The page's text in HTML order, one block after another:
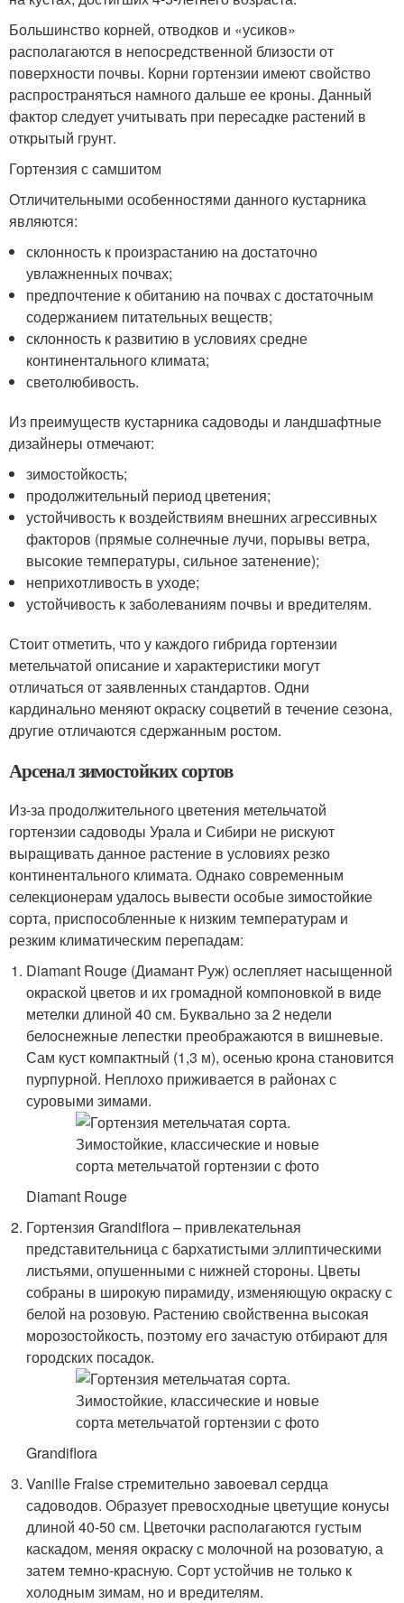
Большинство корней, отводков и «усиков»
располагаются в непосредственной близости от
поверхности почвы. Корни гортензии имеют свойство
распространяться намного дальше ее кроны. Данный
фактор следует учитывать при пересадке растений в
открытый грунт.
Гортензия с самшитом
Отличительными особенностями данного кустарника
являются:
склонность к произрастанию на достаточно
увлажненных почвах;
предпочтение к обитанию на почвах с достаточным
содержанием питательных веществ;
склонность к развитию в условиях средне
континентального климата;
светолюбивость.
Из преимуществ кустарника садоводы и ландшафтные
дизайнеры отмечают:
зимостойкость;
продолжительный период цветения;
устойчивость к воздействиям внешних агрессивных
факторов (прямые солнечные лучи, порывы ветра,
высокие температуры, сильное затенение);
неприхотливость в уходе;
устойчивость к заболеваниям почвы и вредителям.
Стоит отметить, что у каждого гибрида гортензии
метельчатой описание и характеристики могут
отличаться от заявленных стандартов. Одни
кардинально меняют окраску соцветий в течение сезона,
другие отличаются сдержанным ростом.
Арсенал зимостойких сортов
Из-за продолжительного цветения метельчатой
гортензии садоводы Урала и Сибири не рискуют
выращивать данное растение в условиях резко
континентального климата. Однако современным
селекционерам удалось вывести особые зимостойкие
сорта, приспособленные к низким температурам и
резким климатическим перепадам:
Diamant Rouge (Диамант Руж) ослепляет насыщенной
окраской цветов и их громадной компоновкой в виде
метелки длиной 40 см. Буквально за 2 недели
белоснежные лепестки преображаются в вишневые.
Сам куст компактный (1,3 м), осенью крона становится
пурпурной. Неплохо приживается в районах с
суровыми зимами.
Diamant Rouge
Гортензия Grandiflora – привлекательная
представительница с бархатистыми эллиптическими
листьями, опушенными с нижней стороны. Цветы
собраны в широкую пирамиду, изменяющую окраску с
белой на розовую. Растению свойственна высокая
морозостойкость, поэтому его зачастую отбирают для
городских посадок.
Grandiflora
Vanille Fraise стре­мительно завоевал сердца
садоводов. Образует превосходные цветущие конусы
длиной 40-50 см. Цветочки располагаются густым
каскадом, меняя окраску с молочной на розоватую, а
затем темно-красную. Сорт устойчив не только к
холодным зимам, но и вредителям.